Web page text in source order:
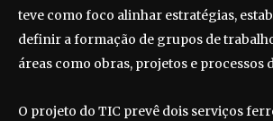
teve como foco alinhar estratégias,
definir a formação de grupos de
áreas como obras, projetos e processos
O projeto do TIC prevê dois serviços